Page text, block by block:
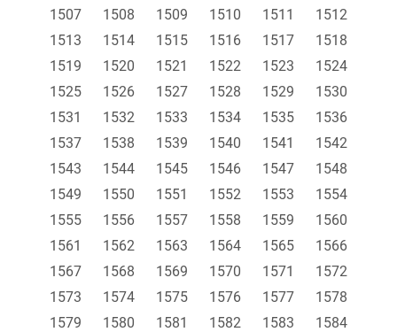
1507
1508 1509 1510 1511
1512
1513
1514 1515 1516 1517
1518
1519
1520 1521 1522 1523
1524
1525
1526 1527 1528 1529
1530
1531
1532 1533 1534 1535
1536
1537
1538 1539 1540 1541
1542
1543
1544 1545 1546 1547
1548
1549
1550 1551 1552 1553
1554
1555
1556 1557 1558 1559
1560
1561
1562 1563 1564 1565
1566
1567
1568 1569 1570 1571
1572
1573
1574 1575 1576 1577
1578
1579
1580 1581 1582 1583
1584